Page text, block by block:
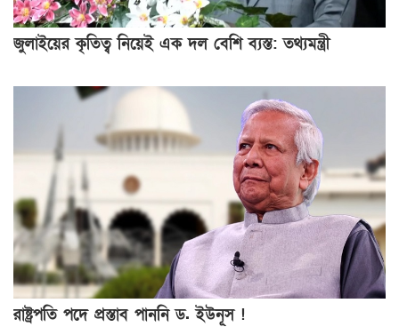
জুলাইয়ের কৃতিত্ব নিয়েই এক দল বেশি ব্যস্ত: তথ্যমন্ত্রী
রাষ্ট্রপতি পদে প্রস্তাব পাননি ড. ইউনূস !